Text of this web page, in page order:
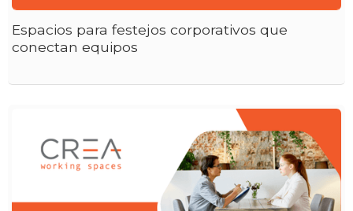
Espacios para festejos corporativos que
conectan equipos